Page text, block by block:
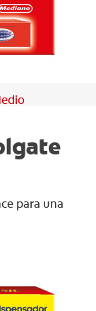
PY (ES)
para una